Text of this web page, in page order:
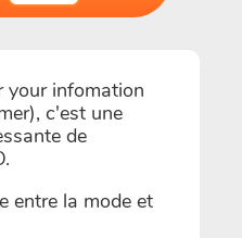
your infomation
c'est une
de
entre la mode et